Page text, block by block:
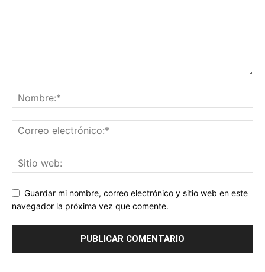
Guardar mi nombre, correo electrónico y sitio web en este
navegador la próxima vez que comente.